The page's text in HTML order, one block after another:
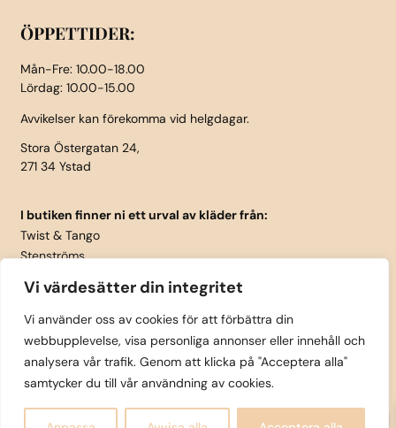
Vi värdesätter din integritet
Vi använder oss av cookies för att förbättra din
webbupplevelse, visa personliga annonser eller innehåll och
analysera vår trafik. Genom att klicka på "Acceptera alla"
samtycker du till vår användning av cookies.
ÖPPETTIDER:
Mån-Fre: 10.00-18.00
Lördag: 10.00-15.00
Avvikelser kan förekomma vid helgdagar.
Stora Östergatan 24,
271 34 Ystad
I butiken finner ni ett urval av kläder från:
Twist & Tango
Stenströms
Isay
LauRie
Rosemunde
Skärp från Vanzetti